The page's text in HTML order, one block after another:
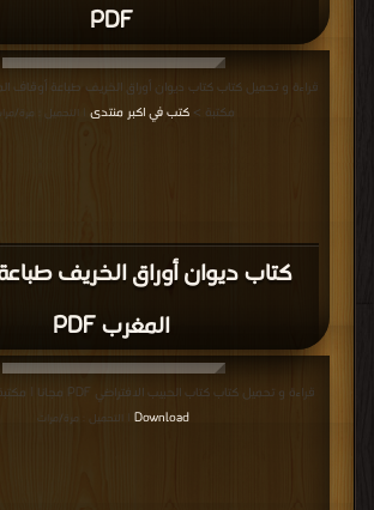
PDF
كتاب ديوان أوراق الخريف
المغرب PDF
مكتبة >كتب في اكبر منتدى | التحميل : مرة/
قراءة و تحميل كتاب كتاب الحبيب الافتراضي PDF مجانا | مكتبة >
Download | التحميل : مرة/مرات